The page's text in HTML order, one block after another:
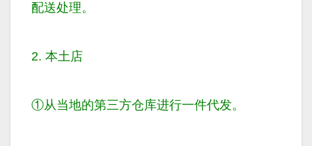
配送处理。
2. 本土店
①从当地的第三方仓库进行一件代发。